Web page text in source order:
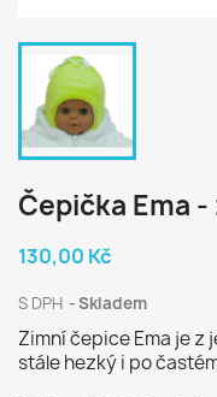
Čepička Ema -
130,00 Kč
S DPH Skladem
Zimní čepice Ema je z
stále hezký i po